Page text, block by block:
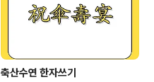
축산수연 한자쓰기